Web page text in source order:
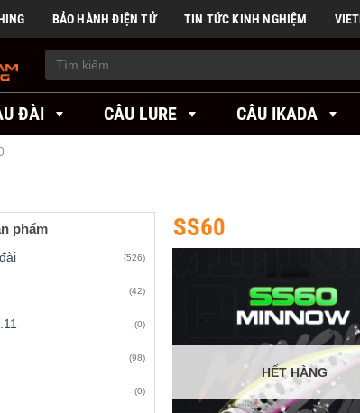
BẢO HÀNH ĐIỆN TỬ TIN TỨC KINH NGHIỆM
Tìm
kiếm:
ĐÀI CÂU LURE CÂU IKADA
phẩm
(526)
(42)
(0)
(98)
(0)
SS60
HẾT HÀNG